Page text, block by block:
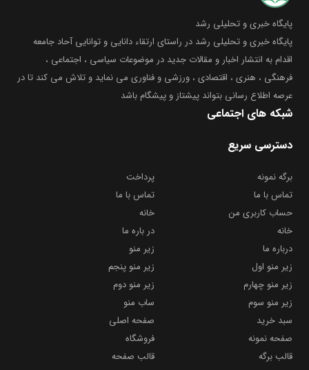
پایگاه خبری و تحلیلی رشد
پایگاه خبری و تحلیلی رشد در راستای ارتقاء دانایی و توانایی آحاد جامعه
اقدام به انتشار اخبار و مقالات جدید در موضوعات سیاسی ، اجتماعی ،
فرهنگی ، هنری ، اقتصادی ، ورزشی و فناوری می نماید و تلاش می کند تا در
عرصه اطلاع رسانی بتواند پیشتاز و پیشگام باشد
شبکه های اجتماعی
دسترسی سریع
برگه نمونه
پرداخت
تماس با ما
تماس با ما
حساب کاربری من
خانه
خانه
در باره ما
درباره ما
زیر منو
زیر منو اول
زیر منو پنجم
زیر منو چهارم
زیر منو دوم
زیر منو سوم
ساب منو
سبد خرید
صفحه اصلی
صفحه نمونه
فروشگاه
قالب برگه
قالب صفحه